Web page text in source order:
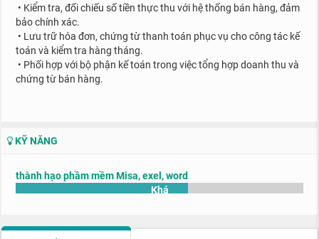
• Kiểm tra, đối chiếu số tiền thực thu với hệ thống bán hàng, đảm
bảo chính xác.
• Lưu trữ hóa đơn, chứng từ thanh toán phục vụ cho công tác kế
toán và kiểm tra hàng tháng.
• Phối hợp với bộ phận kế toán trong việc tổng hợp doanh thu và
chứng từ bán hàng.
KỸ NĂNG
thành hạo phầm mềm Misa, exel, word
Khá